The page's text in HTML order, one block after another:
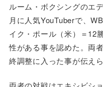
ルーム・ボクシングのエ
月に人気YouTuberで、
イク・ポール（米）＝12
性がある事を認めた。両
終調整に入った事が伝えら